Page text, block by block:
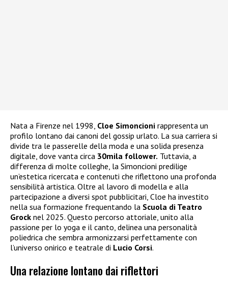
Nata a Firenze nel 1998, Cloe Simoncioni rappresenta un
profilo lontano dai canoni del gossip urlato. La sua carriera si
divide tra le passerelle della moda e una solida presenza
digitale, dove vanta circa 30mila follower. Tuttavia, a
differenza di molte colleghe, la Simoncioni predilige
un’estetica ricercata e contenuti che riflettono una profonda
sensibilità artistica. Oltre al lavoro di modella e alla
partecipazione a diversi spot pubblicitari, Cloe ha investito
nella sua formazione frequentando la Scuola di Teatro
Grock nel 2025. Questo percorso attoriale, unito alla
passione per lo yoga e il canto, delinea una personalità
poliedrica che sembra armonizzarsi perfettamente con
l’universo onirico e teatrale di Lucio Corsi.
Una relazione lontano dai riflettori